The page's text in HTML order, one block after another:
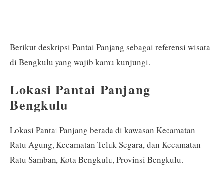
Berikut deskripsi Pantai Panjang sebagai referensi wisata
di Bengkulu yang wajib kamu kunjungi.
Lokasi Pantai Panjang
Bengkulu
Lokasi Pantai Panjang berada di kawasan Kecamatan
Ratu Agung, Kecamatan Teluk Segara, dan Kecamatan
Ratu Samban, Kota Bengkulu, Provinsi Bengkulu.